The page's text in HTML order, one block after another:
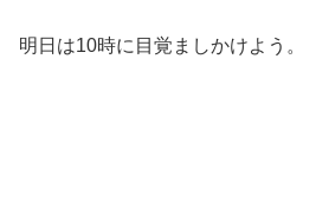
明日は10時に目覚ましかけよう。